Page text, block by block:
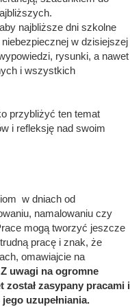
najbliższe dni szkolne
w dzisiejszej
rysunki, a nawet
i wszystkich
przybliżyć ten temat
i refleksję nad swoim
w dniach od
namalowaniu czy
mogą tworzyć jeszcze
pracę i znak, że
omawiajcie na
Z uwagi na ogromne
zasypany pracami i
uzupełniania.